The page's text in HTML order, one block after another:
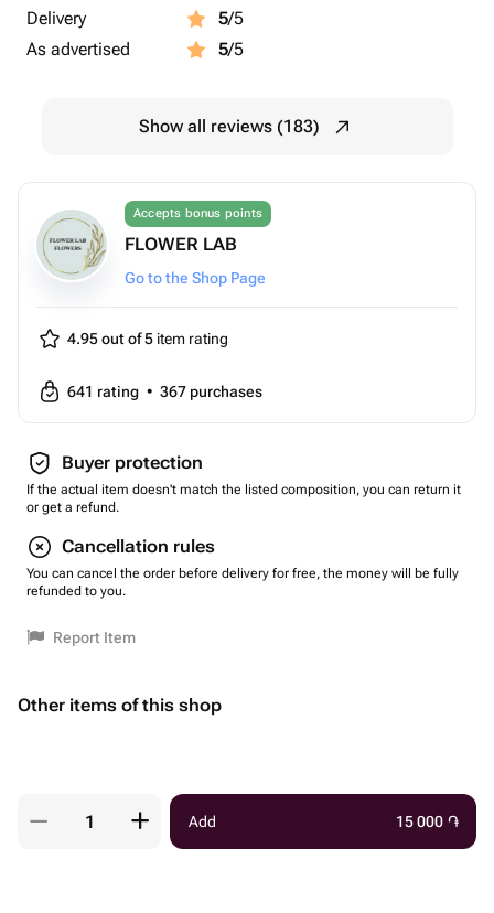
Delivery
5/5
As advertised
5/5
Show all reviews (183)
Accepts bonus points
FLOWER LAB
Go to the Shop Page
4.95 out of 5 item rating
641 rating • 367 purchases
Buyer protection
If the actual item doesn't match the listed composition, you can return it
or get a refund.
Cancellation rules
You can cancel the order before delivery for free, the money will be fully
refunded to you.
Report Item
Other items of this shop
Add 15 000 ֏